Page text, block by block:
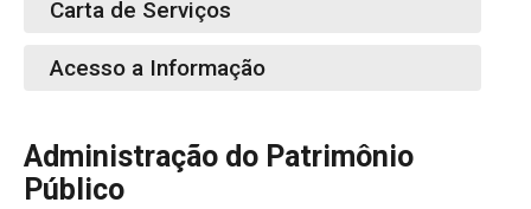
Carta de Serviços
Acesso a Informação
Administração do Patrimônio
Público